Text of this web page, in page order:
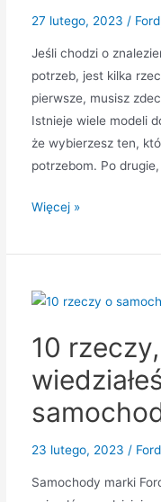
27 lutego, 2023 / Ford
Jeśli chodzi o
potrzeb, jest kilka
pierwsze, musisz
Istnieje wiele modeli
że wybierzesz ten,
potrzebom. Po
Jak
Forda
do
potrzeb
Więcej »
10
23 lutego, 2023 / Ford
Samochody marki